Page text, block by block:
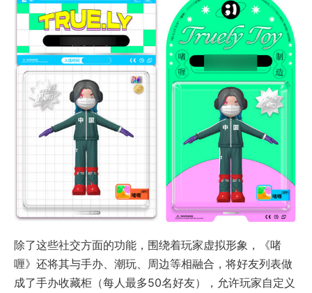
除了这些社交方面的功能，围绕着玩家虚拟形象，《啫
喱》还将其与手办、潮玩、周边等相融合，将好友列表做
成了手办收藏柜（每人最多50名好友），允许玩家自定义